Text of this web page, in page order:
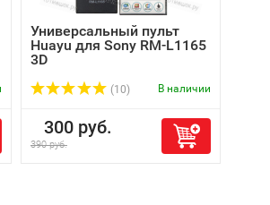
Универсальный пульт
Huayu для Sony RM-L1165
3D
(10) В наличии
300 руб.
390 руб.